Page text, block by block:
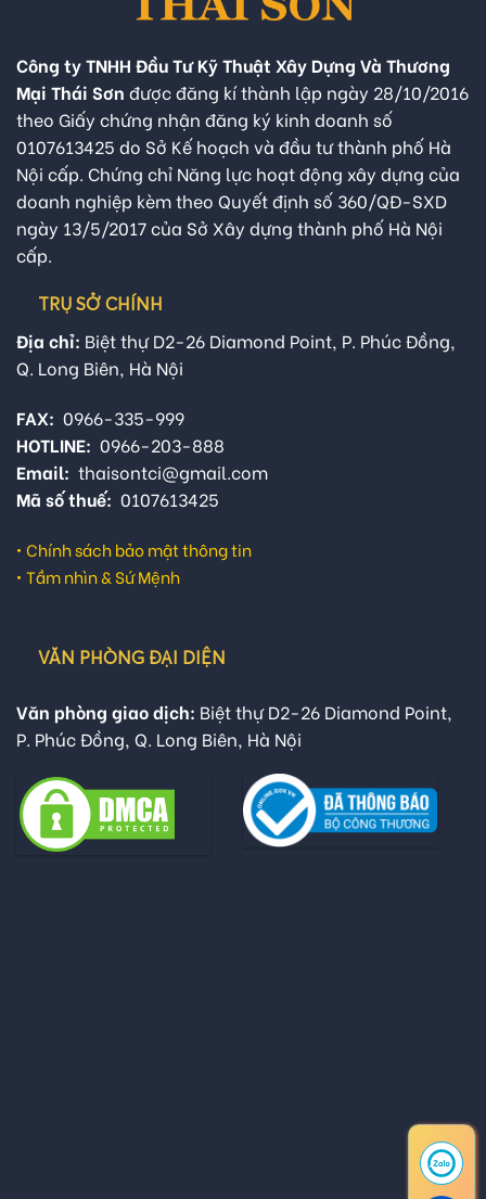
Công ty TNHH Đầu Tư Kỹ Thuật Xây Dựng Và Thương
Mại Thái Sơn được đăng kí thành lập ngày 28/10/2016
theo Giấy chứng nhận đăng ký kinh doanh số
0107613425 do Sở Kế hoạch và đầu tư thành phố Hà
Nội cấp. Chứng chỉ Năng lực hoạt động xây dựng của
doanh nghiệp kèm theo Quyết định số 360/QĐ-SXD
ngày 13/5/2017 của Sở Xây dựng thành phố Hà Nội
cấp.
TRỤ SỞ CHÍNH
Địa chỉ: Biệt thự D2-26 Diamond Point, P. Phúc Đồng,
Q. Long Biên, Hà Nội
FAX: 0966-335-999
HOTLINE: 0966-203-888
Email: thaisontci@gmail.com
Mã số thuế: 0107613425
• Chính sách bảo mật thông tin
• Tầm nhìn & Sứ Mệnh
VĂN PHÒNG ĐẠI DIỆN
Văn phòng giao dịch: Biệt thự D2-26 Diamond Point,
P. Phúc Đồng, Q. Long Biên, Hà Nội